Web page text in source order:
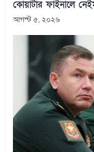
কোয়ার্টার ফাইনালে
আগস্ট ৫, ২০২৬